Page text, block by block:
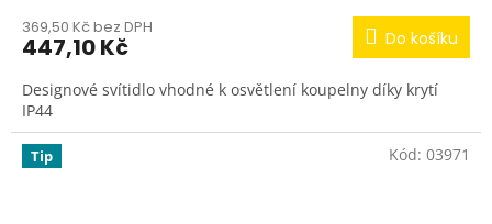
369,50 Kč bez DPH
447,10 Kč Do košíku
Designové svítidlo vhodné k osvětlení koupelny díky krytí
IP44
Tip Kód: 03971